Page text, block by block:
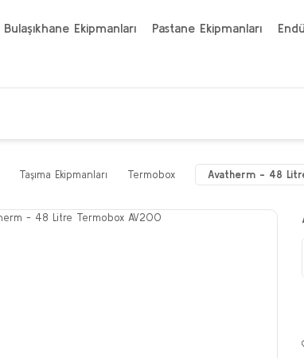
Bulaşıkhane Ekipmanları Pastane Ekipmanları
Taşıma Ekipmanları Termobox Avatherm - 48